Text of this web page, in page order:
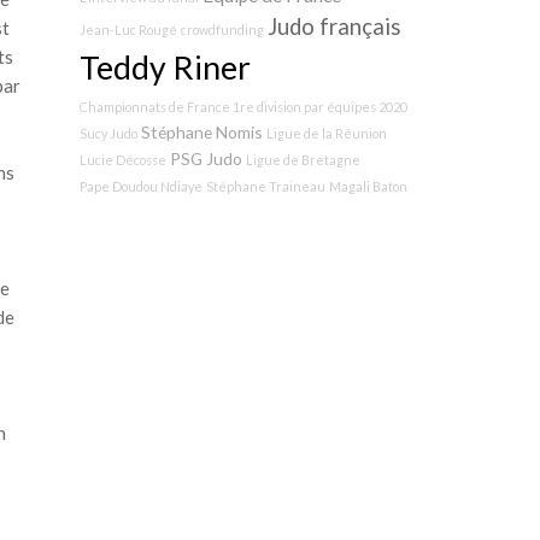
Jean-Luc Rougé crowdfunding Judo français
Teddy Riner
Championnats de France 1re division par équipes 2020
Sucy Judo Stéphane Nomis Ligue de la Réunion
Lucie Décosse PSG Judo Ligue de Bretagne
Pape Doudou Ndiaye Stéphane Traineau Magali Baton